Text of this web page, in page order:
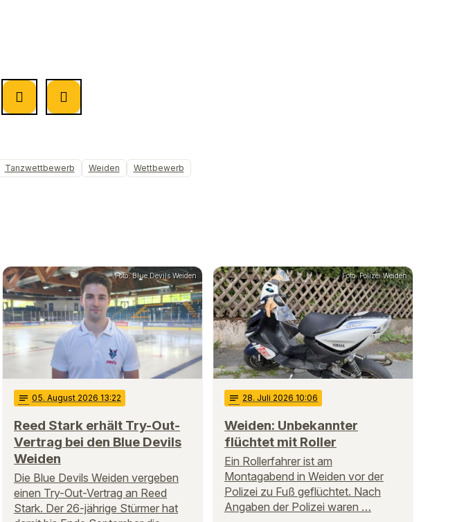
Tanzwettbewerb Weiden Wettbewerb
Foto: Blue Devils Weiden
notes 05. August 2026 13:22
Reed Stark erhält Try-Out-
Vertrag bei den Blue Devils
Weiden
Die Blue Devils Weiden vergeben
einen Try-Out-Vertrag an Reed
Stark. Der 26-jährige Stürmer hat
Foto: Polizei Weiden
notes 28. Juli 2026 10:06
Weiden: Unbekannter
flüchtet mit Roller
Ein Rollerfahrer ist am
Montagabend in Weiden vor der
Polizei zu Fuß geflüchtet. Nach
Angaben der Polizei waren …